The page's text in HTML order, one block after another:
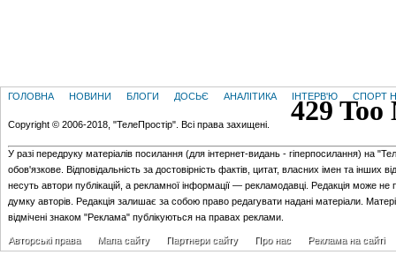
ГОЛОВНА НОВИНИ БЛОГИ ДОСЬЄ АНАЛІТИКА ІНТЕРВ'Ю СПОРТ
Copyright © 2006-2018, "ТелеПростір". Всі права захищені.
У разі передруку матеріалів посилання (для iнтернет-видань - гiперпосилання) на
обов'язкове. Відповідальність за достовірність фактів, цитат, власних імен та інших
несуть автори публікацій, а рекламної інформації — рекламодавці. Редакція може не
думку авторів. Редакція залишає за собою право редагувати надані матеріали.
відмічені знаком "Реклама" публікуються на правах реклами.
Авторські права Мапа сайту Партнери сайту Про нас Реклама на сайті